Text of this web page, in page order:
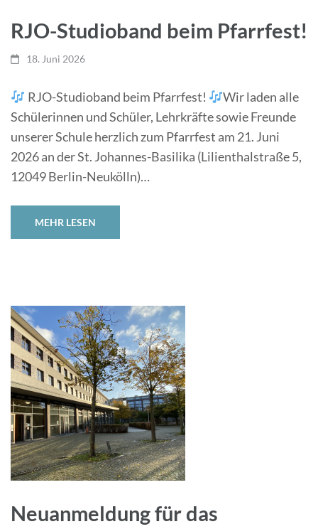
RJO-Studioband beim Pfarrfest!
18. Juni 2026
RJO-Studioband beim Pfarrfest!
Wir laden alle
Schülerinnen und Schüler, Lehrkräfte sowie Freunde
unserer Schule herzlich zum Pfarrfest am 21. Juni
2026 an der St. Johannes-Basilika (Lilienthalstraße 5,
12049 Berlin-Neukölln)…
MEHR LESEN
Neuanmeldung für das